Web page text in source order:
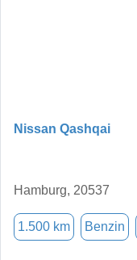
Nissan Qashqai
Hamburg, 20537
1.500 km Benzin